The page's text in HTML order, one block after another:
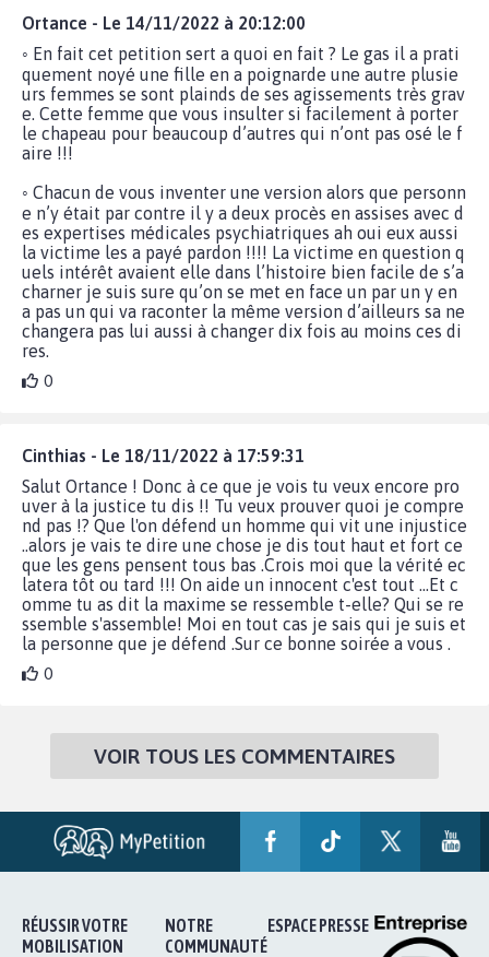
Ortance - Le 14/11/2022 à 20:12:00
◦ En fait cet petition sert a quoi en fait ? Le gas il a prati
quement noyé une fille en a poignarde une autre plusie
urs femmes se sont plainds de ses agissements très grav
e. Cette femme que vous insulter si facilement à porter
le chapeau pour beaucoup d’autres qui n’ont pas osé le f
aire !!!
◦ Chacun de vous inventer une version alors que personn
e n’y était par contre il y a deux procès en assises avec d
es expertises médicales psychiatriques ah oui eux aussi
la victime les a payé pardon !!!! La victime en question q
uels intérêt avaient elle dans l’histoire bien facile de s’a
charner je suis sure qu’on se met en face un par un y en
a pas un qui va raconter la même version d’ailleurs sa ne
changera pas lui aussi à changer dix fois au moins ces di
res.
0
Cinthias - Le 18/11/2022 à 17:59:31
Salut Ortance ! Donc à ce que je vois tu veux encore pro
uver à la justice tu dis !! Tu veux prouver quoi je compre
nd pas !? Que l'on défend un homme qui vit une injustice
..alors je vais te dire une chose je dis tout haut et fort ce
que les gens pensent tous bas .Crois moi que la vérité ec
latera tôt ou tard !!! On aide un innocent c'est tout ...Et c
omme tu as dit la maxime se ressemble t-elle? Qui se re
ssemble s'assemble! Moi en tout cas je sais qui je suis et
la personne que je défend .Sur ce bonne soirée a vous .
0
VOIR TOUS LES COMMENTAIRES
RÉUSSIR VOTRE
MOBILISATION
NOTRE
COMMUNAUTÉ
ESPACE PRESSE